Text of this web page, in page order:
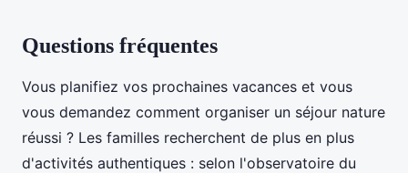
Questions fréquentes
Vous planifiez vos prochaines vacances et vous
vous demandez comment organiser un séjour nature
réussi ? Les familles recherchent de plus en plus
d'activités authentiques : selon l'observatoire du